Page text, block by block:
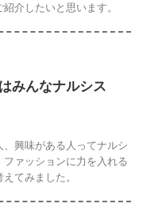
介したいと思います。
みんなナルシス
興味がある人ってナルシ
ァッションに力を入れる
てみました。